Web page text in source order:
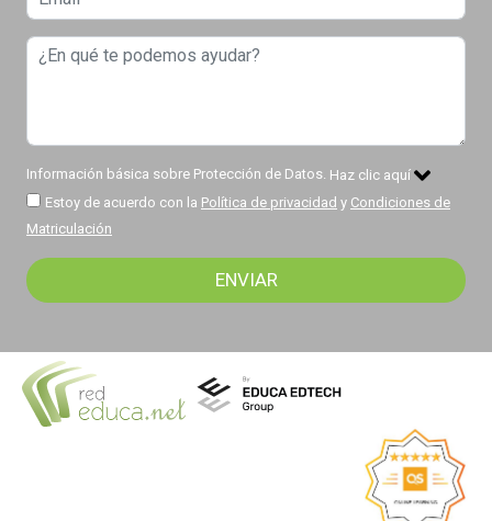
Información básica sobre Protección de Datos. Haz clic aquí
Estoy de acuerdo con la Política de privacidad y Condiciones de
Matriculación